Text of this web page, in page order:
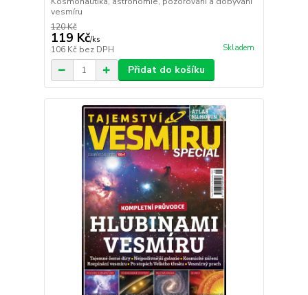
vesmíru
120 Kč
119 Kč/ks
106 Kč bez DPH Skladem
Přidat do košíku